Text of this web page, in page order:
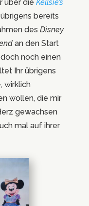
über die Kellsie’s
bereits
des Disney
an den Start
noch einen
Ihr übrigens
wirklich
wollen, die mir
gewachsen
mal auf ihrer